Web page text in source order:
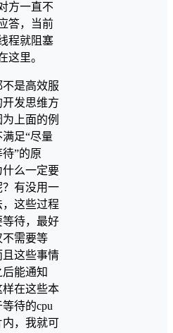
方一直不
答，当前
程就阻塞
这里。
不是高效服
开发思维方
上面的例
足“尽量
”的原
什么一定要
？有没用一
，这些过程
等待，最好
不需要等
且这些事情
能通知
样在这些本
待的cpu
内，我就可